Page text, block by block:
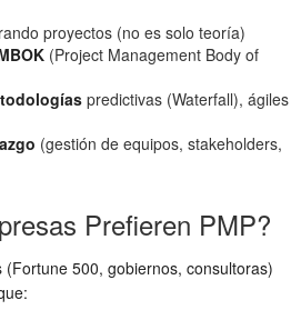
proyectos (no es solo teoría)
(Project Management Body of
predictivas (Waterfall), ágiles
(gestión de equipos, stakeholders,
Prefieren PMP?
500, gobiernos, consultoras)